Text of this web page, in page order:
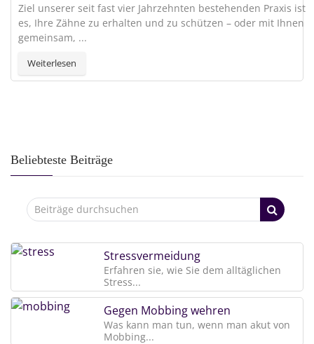
Ziel unserer seit fast vier Jahrzehnten bestehenden Praxis ist
es, Ihre Zähne zu erhalten und zu schützen – oder mit Ihnen
gemeinsam, ...
Weiterlesen
Beliebteste Beiträge
Stressvermeidung
Erfahren sie, wie Sie dem alltäglichen
Stress...
Gegen Mobbing wehren
Was kann man tun, wenn man akut von
Mobbing...